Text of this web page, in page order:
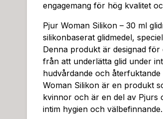
engagemang för hög kvalitet
Pjur Woman Silikon – 30 ml
silikonbaserat glidmedel,
Denna produkt är designad
från att underlätta glid under
hudvårdande och
Woman Silikon är en produkt
kvinnor och är en del av Pjurs
intim hygien och välbefinnande.